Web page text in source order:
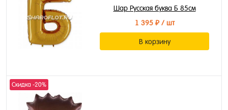
Шар Русская буква Б 85см
1 395 ₽/ шт
В корзину
Скидка -20%